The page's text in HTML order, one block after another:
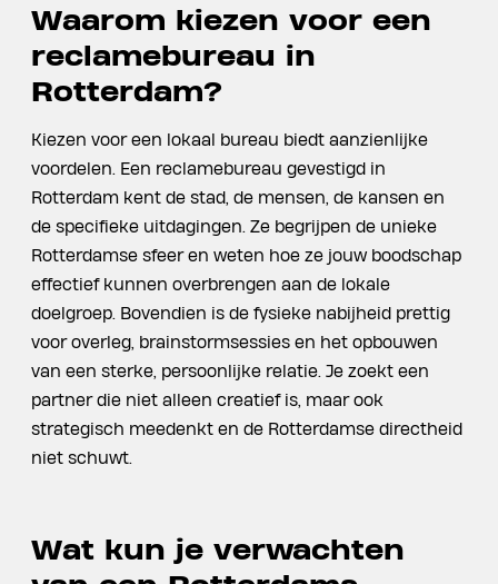
Waarom kiezen voor een
reclamebureau in
Rotterdam?
Kiezen voor een lokaal bureau biedt aanzienlijke
voordelen. Een reclamebureau gevestigd in
Rotterdam kent de stad, de mensen, de kansen en
de specifieke uitdagingen. Ze begrijpen de unieke
Rotterdamse sfeer en weten hoe ze jouw boodschap
effectief kunnen overbrengen aan de lokale
doelgroep. Bovendien is de fysieke nabijheid prettig
voor overleg, brainstormsessies en het opbouwen
van een sterke, persoonlijke relatie. Je zoekt een
partner die niet alleen creatief is, maar ook
strategisch meedenkt en de Rotterdamse directheid
niet schuwt.
Wat kun je verwachten